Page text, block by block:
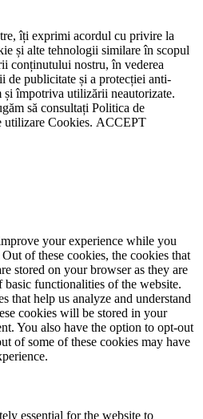
îți exprimi acordul cu privire la
și alte tehnologii similare în scopul
conținutului nostru, în vederea
de publicitate și a protecției anti-
și împotriva utilizării neautorizate.
să consultați Politica de
utilizare Cookies. ACCEPT
your experience while you
of these cookies, the cookies that
stored on your browser as they are
functionalities of the website.
that help us analyze and understand
cookies will be stored in your
You also have the option to opt-out
of some of these cookies may have
essential for the website to